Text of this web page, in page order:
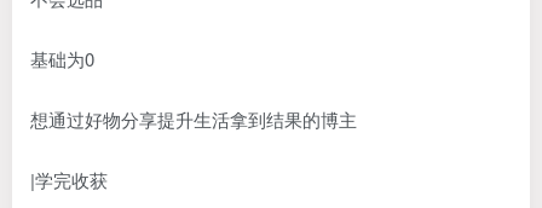
基础为0
想通过好物分享提升生活拿到结果的博主
|学完收获